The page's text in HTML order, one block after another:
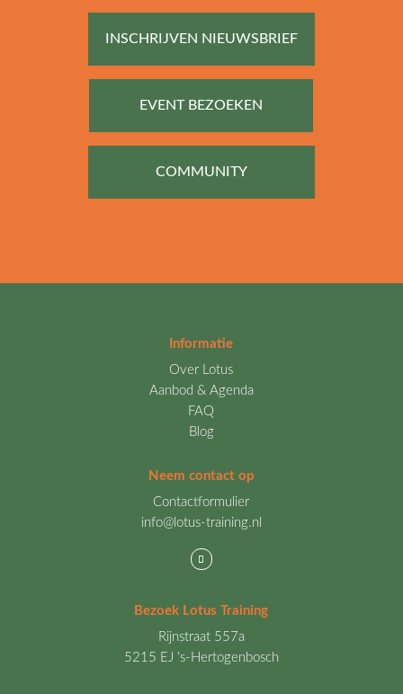
INSCHRIJVEN NIEUWSBRIEF
EVENT BEZOEKEN
COMMUNITY
Informatie
Over Lotus
Aanbod & Agenda
FAQ
Blog
Neem contact op
Contactformulier
info@lotus-training.nl
Bezoek Lotus Training
Rijnstraat 557a
5215 EJ ’s-Hertogenbosch